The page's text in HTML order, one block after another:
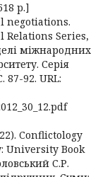
p.]
negotiations.
Series,
міжнародних
Серія
87-92. URL:
Conflictology
University Book
С.Р.